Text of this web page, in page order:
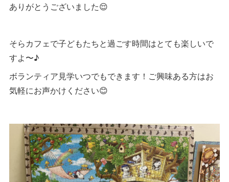
ありがとうございました😌
そらカフェで子どもたちと過ごす時間はとても楽しいで
すよ〜♪
ボランティア見学いつでもできます！ご興味ある方はお
気軽にお声かけください😊